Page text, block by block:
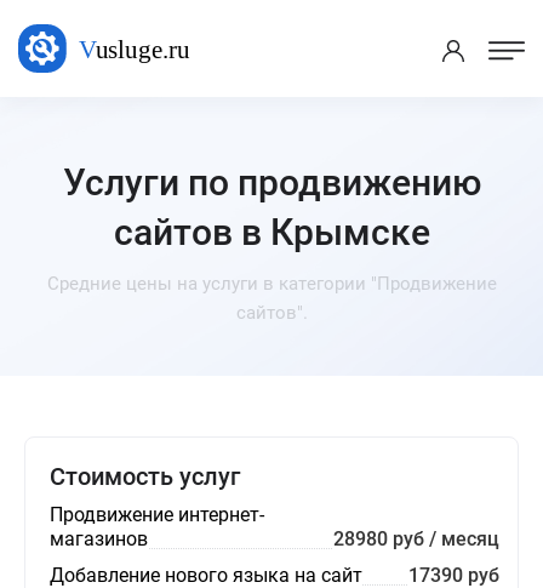
Услуги по продвижению
сайтов в Крымске
Средние цены на услуги в категории "Продвижение
сайтов".
Стоимость услуг
Продвижение интернет-
магазинов
28980 руб / месяц
Добавление нового языка на сайт
17390 руб